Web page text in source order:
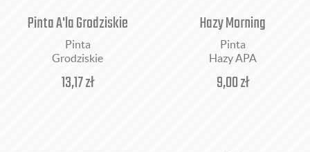
Pinta A'la Grodziskie
Pinta
Grodziskie
13,17zł
Hazy Morning
Pinta
Hazy APA
9,00zł